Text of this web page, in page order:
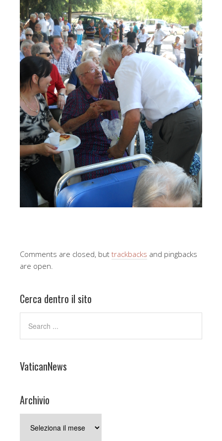
Comments are closed, but trackbacks and pingbacks
are open.
Cerca dentro il sito
VaticanNews
Archivio